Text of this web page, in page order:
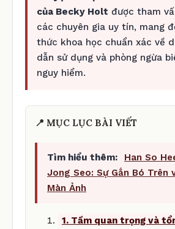
của Becky Holt được tham
các chuyên gia uy tín, mang
thức khoa học chuẩn xác về
dẫn sử dụng và phòng ngừa
nguy hiểm.
📍 MỤC LỤC BÀI VIẾT
Tìm hiểu thêm:
Han So
Jong Seo: Sự Gắn Bó Trên
Màn Ảnh
1. Tầm quan trọng và